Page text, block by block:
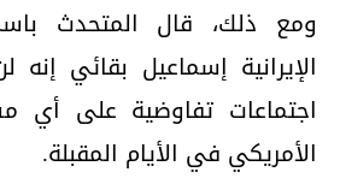
ومع ذلك، قال المتحدث
الإيرانية إسماعيل بقائي
اجتماعات تفاوضية على أي
الأمريكي في الأيام المقبلة.